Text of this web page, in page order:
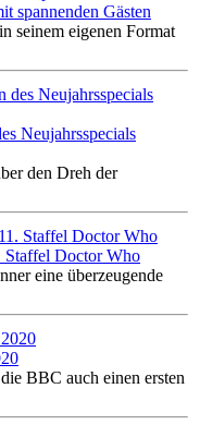
spannenden Gästen
seinem eigenen Format
Neujahrsspecials
den Dreh der
Staffel Doctor Who
eine überzeugende
BBC auch einen ersten